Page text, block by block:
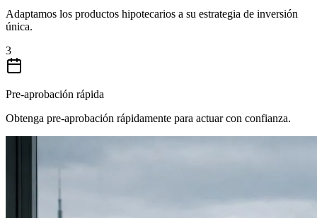
Adaptamos los productos hipotecarios a su estrategia de inversión
única.
3
Pre-aprobación rápida
Obtenga pre-aprobación rápidamente para actuar con confianza.